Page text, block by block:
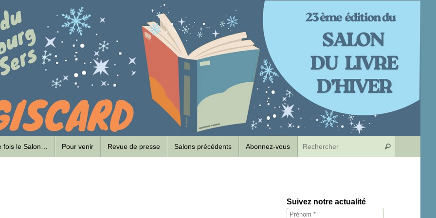
fois le Salon… Pour venir Revue de presse Salons précédents Abonnez-vous Rechercher
Suivez notre actualité